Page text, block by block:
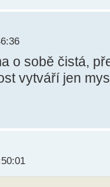
o sobě čistá,
vytváří jen